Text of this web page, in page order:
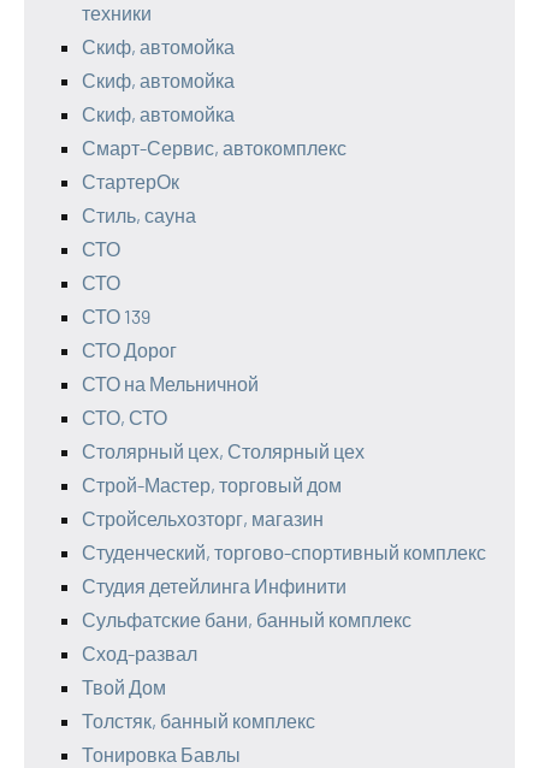
техники
Скиф, автомойка
Скиф, автомойка
Скиф, автомойка
Смарт-Сервис, автокомплекс
СтартерОк
Стиль, сауна
СТО
СТО
СТО 139
СТО Дорог
СТО на Мельничной
СТО, СТО
Столярный цех, Столярный цех
Строй-Мастер, торговый дом
Стройсельхозторг, магазин
Студенческий, торгово-спортивный комплекс
Студия детейлинга Инфинити
Сульфатские бани, банный комплекс
Сход-развал
Твой Дом
Толстяк, банный комплекс
Тонировка Бавлы